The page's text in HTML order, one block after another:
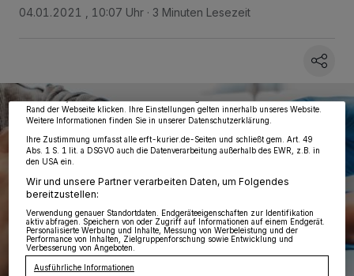
04.01.2021 , 10:07 Uhr 3 Minuten Lesezeit
218
wieder aufrufen, um Ihre Einstellungen zu ändern oder Ihre Einwilligung zu
widerrufen, indem Sie auf den Link Einstellungen oder Ablehnen am unteren
Rand der Webseite klicken. Ihre Einstellungen gelten innerhalb unseres Website.
Weitere Informationen finden Sie in unserer Datenschutzerklärung.
Ihre Zustimmung umfasst alle erft-kurier.de-Seiten und schließt gem. Art. 49
Abs. 1 S. 1 lit. a DSGVO auch die Datenverarbeitung außerhalb des EWR, z.B. in
den USA ein.
Wir und unsere Partner verarbeiten Daten, um Folgendes
bereitzustellen:
Verwendung genauer Standortdaten. Endgeräteeigenschaften zur Identifikation
aktiv abfragen. Speichern von oder Zugriff auf Informationen auf einem Endgerät.
Personalisierte Werbung und Inhalte, Messung von Werbeleistung und der
Performance von Inhalten, Zielgruppenforschung sowie Entwicklung und
Verbesserung von Angeboten.
Ausführliche Informationen